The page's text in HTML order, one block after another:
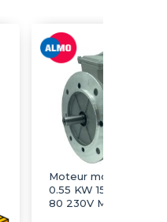
Moteur monophasé B5
0.55 KW 1500 tr/min HA
80 230V MMP ALMO